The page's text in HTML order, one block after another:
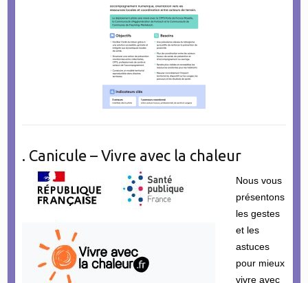
. Canicule – Vivre avec la chaleur
Nous vous
présentons
les gestes
et les
astuces
pour mieux
vivre avec